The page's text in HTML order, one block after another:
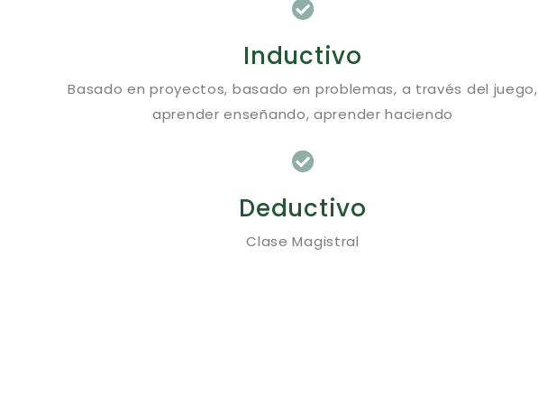
Inductivo
Basado en proyectos, basado en problemas, a través del juego,
aprender enseñando, aprender haciendo
Deductivo
Clase Magistral